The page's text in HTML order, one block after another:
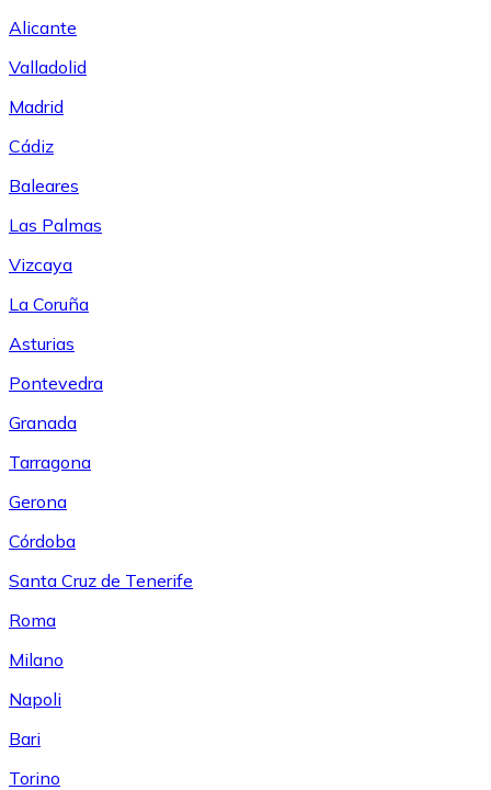
Alicante
Valladolid
Madrid
Cádiz
Baleares
Las Palmas
Vizcaya
La Coruña
Asturias
Pontevedra
Granada
Tarragona
Gerona
Córdoba
Santa Cruz de Tenerife
Roma
Milano
Napoli
Bari
Torino